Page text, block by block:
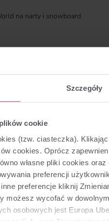
Szczegóły
cookie
(tzw. ciasteczka).
cookies. Oprócz
własne pliki cookies
preferencji
preferencje kliknij
możesz wycofać w
osobowych jest Europa
na narty i snowboard